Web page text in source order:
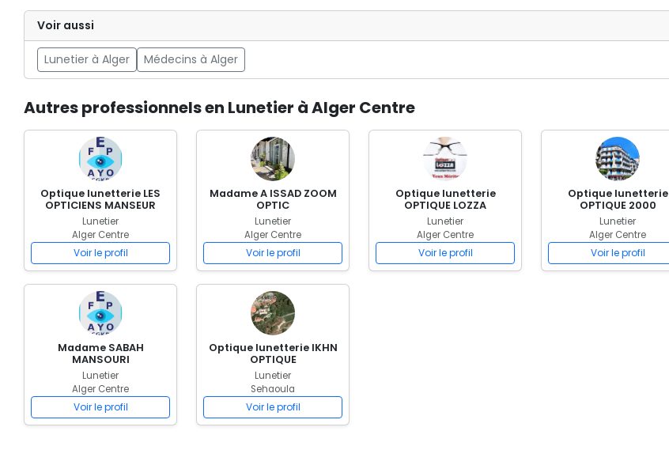
Voir aussi
Lunetier à Alger Médecins à Alger
Autres professionnels en Lunetier à Alger Centre
Optique lunetterie LES
OPTICIENS MANSEUR
Lunetier
Alger Centre
Voir le profil
Madame A ISSAD ZOOM
OPTIC
Lunetier
Alger Centre
Voir le profil
Optique lunetterie
OPTIQUE LOZZA
Lunetier
Alger Centre
Voir le profil
Optique lunetterie
OPTIQUE 2000
Lunetier
Alger Centre
Voir le profil
Madame SABAH
MANSOURI
Lunetier
Alger Centre
Voir le profil
Optique lunetterie IKHN
OPTIQUE
Lunetier
Sehaoula
Voir le profil